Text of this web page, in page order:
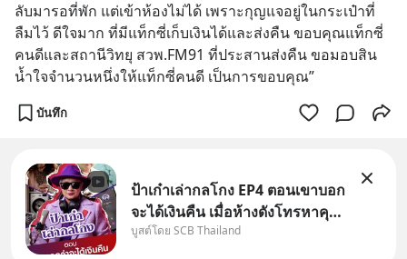
ลับมารอที่พัก แต่เข้าห้องไม่ได้ เพราะกุญแจอยู่ในกระเป๋าที่
ลืมไว้ ดีใจมาก ที่มีแท็กซี่เก็บเงินได้และส่งคืน ขอบคุณแท็กซี่
คนดีและสถานีวิทยุ สวพ.FM91 ที่ประสานส่งคืน ขอมอบสิน
น้ำใจจำนวนหนึ่งให้แท็กซี่คนดี เป็นการขอบคุณ”
บันทึก
ป้าเก๋าเล่ากลโกง EP4 ตอนเขาบอก
จะได้เงินคืน เมื่อห้างดังโทรหาคุณ
วิยะดา แจ้งเรื่องเคลมสินค้าแล้ว
บูสต์โดย SCB Thailand